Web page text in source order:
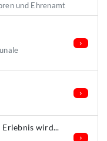
und Ehrenamt
Erlebnis wird...